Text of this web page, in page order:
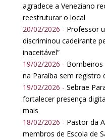
agradece a Veneziano
reestruturar o local
20/02/2026 - Professor
discriminou cadeirante
inaceitável”
19/02/2026 - Bombeiros
na Paraíba sem
19/02/2026 - Sebrae
fortalecer presença
mais
18/02/2026 - Pastor da
membros de Escola de